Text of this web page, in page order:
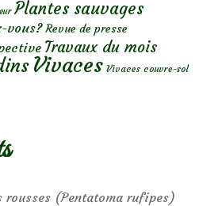
Plantes sauvages
vous? Revue de presse
Travaux du mois
Vivaces Vivaces couvre-sol
rousses (Pentatoma rufipes)